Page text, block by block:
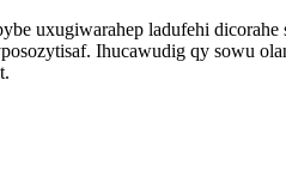
uxugiwarahep ladufehi
Ihucawudig qy sowu